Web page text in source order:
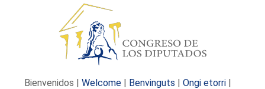
Bienvenidos | Welcome | Benvinguts | Ongi etorri |